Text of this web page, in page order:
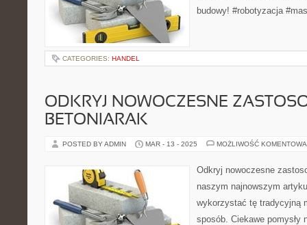
budowy! #robotyzacja
CATEGORIES: HANDEL
ODKRYJ NOWOCZESNE
BETONIARAK
POSTED BY ADMIN MAR - 13 - 2025 MOŻLIWOŚĆ
Odkryj nowoczesne
naszym najnowszym
wykorzystać tę tradycyjną
sposób. Ciekawe pomysły